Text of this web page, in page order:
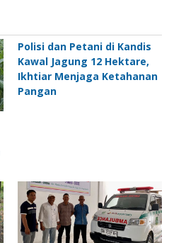
Polisi dan Petani di Kandis
Kawal Jagung 12 Hektare,
Ikhtiar Menjaga Ketahanan
Pangan